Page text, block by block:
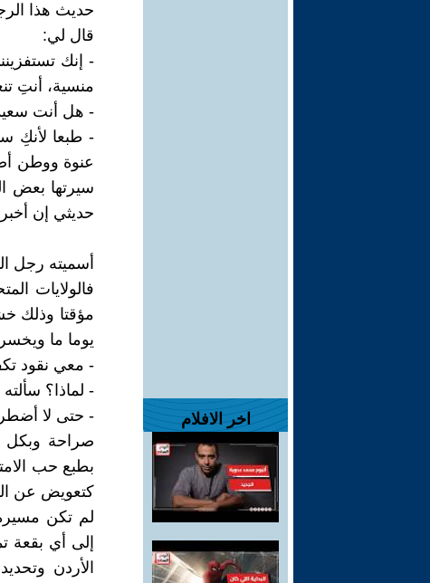
اخر الافلام
حديث هذا
قال لي:
- إنك
منسية، أنتِ
- هل أنت
- طبعا لأنكِ
عنوة ووطن
سيرتها بعض
حديثي إن
أسميته رجل
فالولايات
مؤقتا وذلك
يوما ما
- معي نقود
- لماذا؟
- حتى لا
صراحة وبكل
بطبع حب
كتعويض عن
لم تكن
إلى أي بقعة